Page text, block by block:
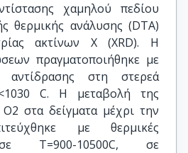
χαμηλού πεδίου
θερμικής ανάλυσης (DTA)
ακτίνων Χ (XRD). Η
πραγματοποιήθηκε με
στη στερεά
C. Η μεταβολή της
στα δείγματα μέχρι την
με θερμικές
σε Τ=900-10500C, σε